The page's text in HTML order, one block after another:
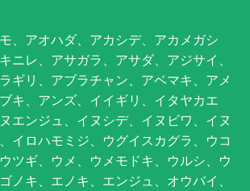
、アオハダ、アカシデ、アカメガシ
ニレ、アサガラ、アサダ、アジサイ、
ギリ、アブラチャン、アベマキ、アメ
キ、アンズ、イイギリ、イタヤカエ
エンジュ、イヌシデ、イヌビワ、イヌ
イロハモミジ、ウグイスカグラ、ウコ
ツギ、ウメ、ウメモドキ、ウルシ、ウ
ノキ、エノキ、エンジュ、オウバイ、